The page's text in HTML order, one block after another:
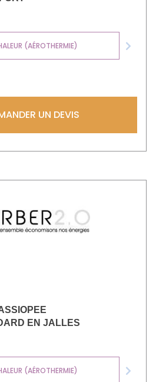
(AÉROTHERMIE)
Next
UN DEVIS
EN JALLES
(AÉROTHERMIE)
Next